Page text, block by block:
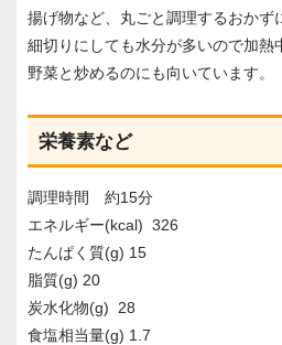
揚げ物など、丸ごと調理するおかず
細切りにしても水分が多いので加熱
野菜と炒めるのにも向いています。
栄養素など
調理時間 約15分
エネルギー(kcal) 326
たんぱく質(g) 15
脂質(g) 20
炭水化物(g) 28
食塩相当量(g) 1.7